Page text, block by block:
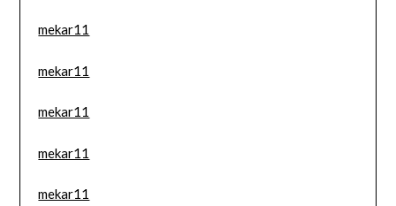
mekar11
mekar11
mekar11
mekar11
mekar11